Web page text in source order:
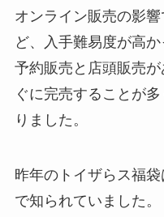
オンライン販売の影
ど、入手難易度が高か
予約販売と店頭販売
ぐに完売することが
りました。
昨年のトイザらス福
で知られていました。